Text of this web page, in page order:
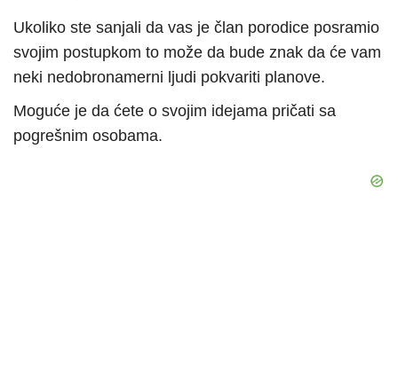
Ukoliko ste sanjali da vas je član porodice posramio
svojim postupkom to može da bude znak da će vam
neki nedobronamerni ljudi pokvariti planove.
Moguće je da ćete o svojim idejama pričati sa
pogrešnim osobama.